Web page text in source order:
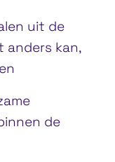
uit de
anders kan,
de